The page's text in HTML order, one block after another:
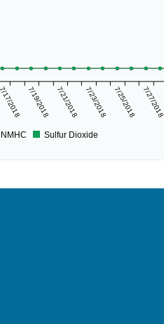
7/17/2018 7/19/2018 7/21/2018 7/23/2018 7/25/2018 7/27/2018
NMHC Sulfur Dioxide